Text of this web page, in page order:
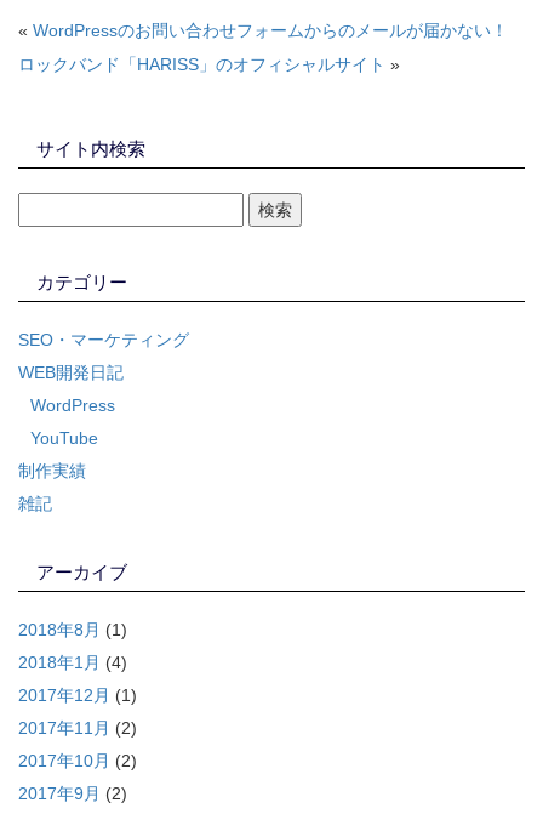
« WordPressのお問い合わせフォームからのメールが届かない！
ロックバンド「HARISS」のオフィシャルサイト »
サイト内検索
カテゴリー
SEO・マーケティング
WEB開発日記
WordPress
YouTube
制作実績
雑記
アーカイブ
2018年8月 (1)
2018年1月 (4)
2017年12月 (1)
2017年11月 (2)
2017年10月 (2)
2017年9月 (2)